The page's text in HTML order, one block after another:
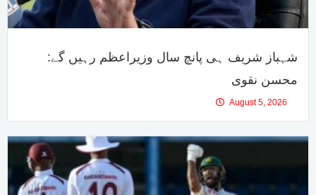
شہباز شریف ہی پانچ سال وزیراعظم رہیں گے:
محسن نقوی
August 5, 2026